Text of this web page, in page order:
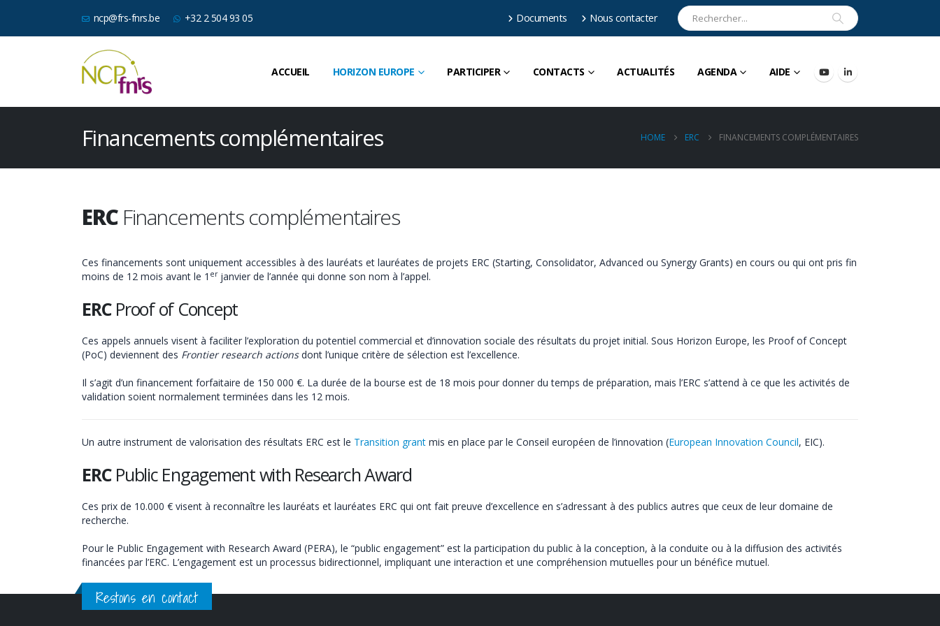
ncp@frs-fnrs.be +32 2 504 93 05 Documents Nous contacter
ACCUEIL HORIZON EUROPE PARTICIPER CONTACTS ACTUALITÉS AGENDA AIDE
Financements complémentaires HOME ERC FINANCEMENTS COMPLÉMENTAIRES
ERCFinancements complémentaires
Ces financements sont uniquement accessibles à des lauréats et lauréates de projets ERC (Starting, Consolidator, Advanced ou Synergy Grants) en cours ou qui ont pris fin
moins de 12 mois avant le 1 erjanvier de l’année qui donne son nom à l’appel.
ERCProof of Concept
Ces appels annuels visent à faciliter l’exploration du potentiel commercial et d’innovation sociale des résultats du projet initial. Sous Horizon Europe, les Proof of Concept
(PoC) deviennent des Frontier research actionsdont l’unique critère de sélection est l’excellence.
Il s’agit d’un financement forfaitaire de 150 000 €. La durée de la bourse est de 18 mois pour donner du temps de préparation, mais l’ERC s’attend à ce que les activités de
validation soient normalement terminées dans les 12 mois.
Un autre instrument de valorisation des résultats ERC est le Transition grant mis en place par le Conseil européen de l’innovation (European Innovation Council, EIC).
ERCPublic Engagement with Research Award
Ces prix de 10.000 € visent à reconnaître les lauréats et lauréates ERC qui ont fait preuve d’excellence en s’adressant à des publics autres que ceux de leur domaine de
recherche.
Pour le Public Engagement with Research Award (PERA), le “public engagement” est la participation du public à la conception, à la conduite ou à la diffusion des activités
financées par l’ERC. L’engagement est un processus bidirectionnel, impliquant une interaction et une compréhension mutuelles pour un bénéfice mutuel.
Restons en contact